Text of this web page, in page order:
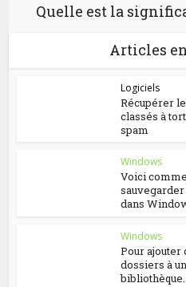
Quelle est la
Articles
Logiciels
Récupérer
classés à
spam
Windows
Voici
dans
Windows
Pour ajouter
dossiers à